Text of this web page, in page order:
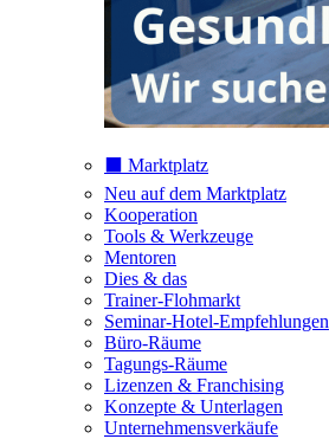
⬛️ Marktplatz
Neu auf dem Marktplatz
Kooperation
Tools & Werkzeuge
Mentoren
Dies & das
Trainer-Flohmarkt
Seminar-Hotel-Empfehlungen
Büro-Räume
Tagungs-Räume
Lizenzen & Franchising
Konzepte & Unterlagen
Unternehmensverkäufe